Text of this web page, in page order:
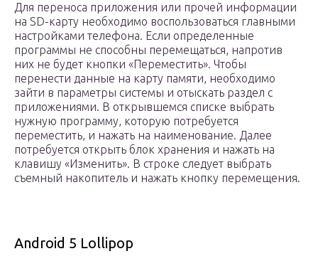
Для переноса приложения или прочей информации
на SD-карту необходимо воспользоваться главными
настройками телефона. Если определенные
программы не способны перемещаться, напротив
них не будет кнопки «Переместить». Чтобы
перенести данные на карту памяти, необходимо
зайти в параметры системы и отыскать раздел с
приложениями. В открывшемся списке выбрать
нужную программу, которую потребуется
переместить, и нажать на наименование. Далее
потребуется открыть блок хранения и нажать на
клавишу «Изменить». В строке следует выбрать
съемный накопитель и нажать кнопку перемещения.
Android 5 Lollipop